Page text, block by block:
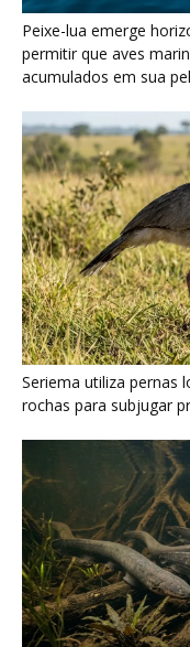
Seriema utiliza pernas
rochas para subjugar
Poraquê sincroniza
amplificar campo
maiores na Amazônia